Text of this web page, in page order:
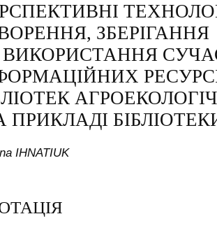
ЗБЕРІГАННЯ
ВИКОРИСТАННЯ
ПРИКЛАДІ
IHNATIUK